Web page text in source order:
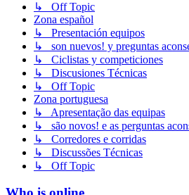
↳ Off Topic
Zona español
↳ Presentación equipos
↳ son nuevos! y preguntas
↳ Ciclistas y competiciones
↳ Discusiones Técnicas
↳ Off Topic
Zona portuguesa
↳ Apresentação das equipas
↳ são novos! e as perguntas
↳ Corredores e corridas
↳ Discussões Técnicas
↳ Off Topic